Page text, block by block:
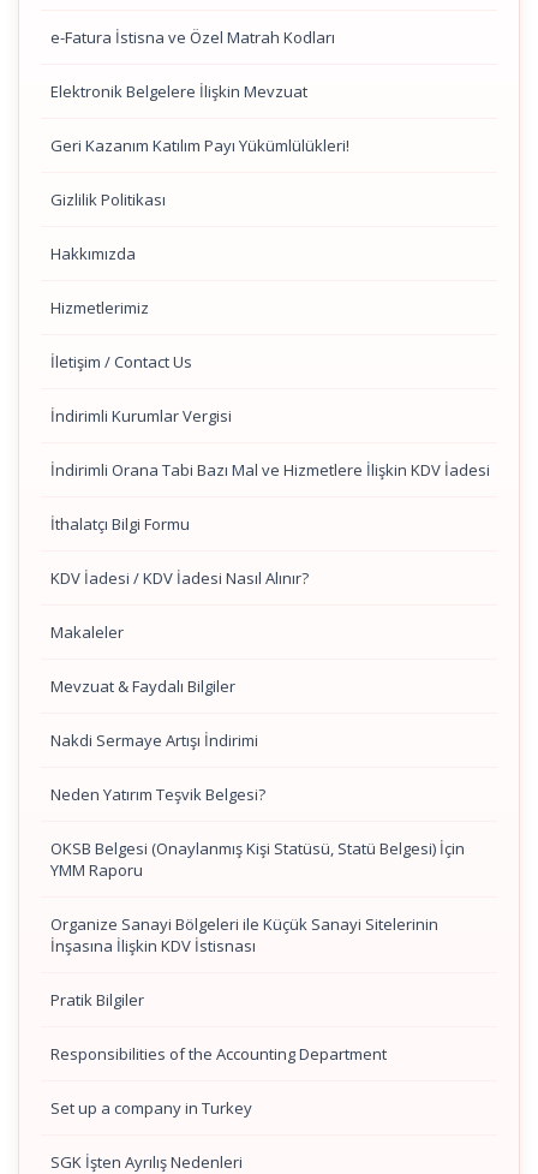
e-Fatura İstisna ve Özel Matrah Kodları
Elektronik Belgelere İlişkin Mevzuat
Geri Kazanım Katılım Payı Yükümlülükleri!
Gizlilik Politikası
Hakkımızda
Hizmetlerimiz
İletişim / Contact Us
İndirimli Kurumlar Vergisi
İndirimli Orana Tabi Bazı Mal ve Hizmetlere İlişkin KDV İadesi
İthalatçı Bilgi Formu
KDV İadesi / KDV İadesi Nasıl Alınır?
Makaleler
Mevzuat & Faydalı Bilgiler
Nakdi Sermaye Artışı İndirimi
Neden Yatırım Teşvik Belgesi?
OKSB Belgesi (Onaylanmış Kişi Statüsü, Statü Belgesi) İçin
YMM Raporu
Organize Sanayi Bölgeleri ile Küçük Sanayi Sitelerinin
İnşasına İlişkin KDV İstisnası
Pratik Bilgiler
Responsibilities of the Accounting Department
Set up a company in Turkey
SGK İşten Ayrılış Nedenleri